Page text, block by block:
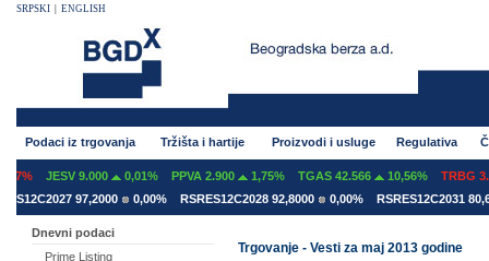
SRPSKI ENGLISH
Podaci iz trgovanja Tržišta i hartije Proizvodi i usluge Regulativa
JESV 9.000 0,01% PPVA 2.900 1,75% TGAS 42.566 10,56%
TRBG
97,2000
0,00% RSRES12C2028 92,8000 0,00% RSRES12C2031
Dnevni podaci
Prime Listing
Trgovanje - Vesti za maj 2013 godine